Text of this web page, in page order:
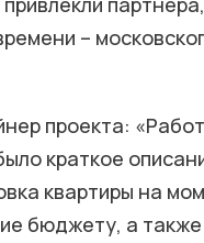
–
проекта:
краткое
квартиры на
бюджету, а также